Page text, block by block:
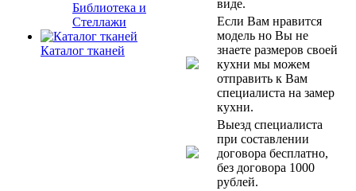
Библиотека и
Стеллажи
Каталог тканей
виде.
Если Вам нравится
модель но Вы не
знаете размеров своей
кухни мы можем
отправить к Вам
специалиста на замер
кухни.
Выезд специалиста
при составлении
договора бесплатно,
без договора 1000
рублей.